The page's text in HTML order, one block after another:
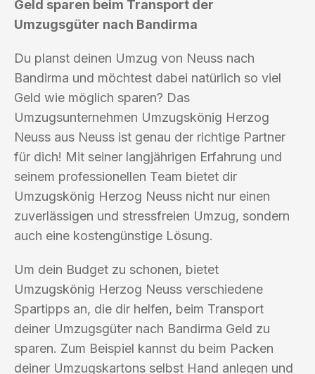
Geld sparen beim Transport der
Umzugsgüter nach Bandirma
Du planst deinen Umzug von Neuss nach
Bandirma und möchtest dabei natürlich so viel
Geld wie möglich sparen? Das
Umzugsunternehmen Umzugskönig Herzog
Neuss aus Neuss ist genau der richtige Partner
für dich! Mit seiner langjährigen Erfahrung und
seinem professionellen Team bietet dir
Umzugskönig Herzog Neuss nicht nur einen
zuverlässigen und stressfreien Umzug, sondern
auch eine kostengünstige Lösung.
Um dein Budget zu schonen, bietet
Umzugskönig Herzog Neuss verschiedene
Spartipps an, die dir helfen, beim Transport
deiner Umzugsgüter nach Bandirma Geld zu
sparen. Zum Beispiel kannst du beim Packen
deiner Umzugskartons selbst Hand anlegen und